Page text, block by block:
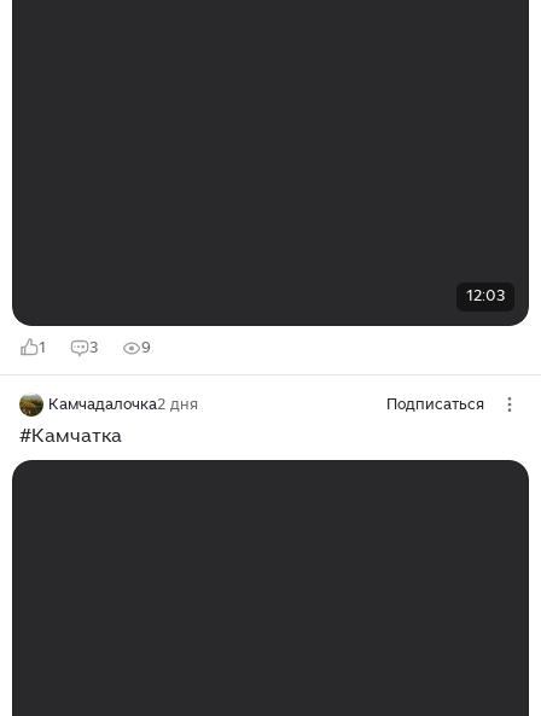
12:03
1 3 9
Камчадалочка2 дня Подписаться
#Камчатка